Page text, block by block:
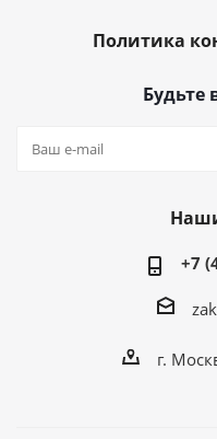
Политика
Будьте
+7
г.